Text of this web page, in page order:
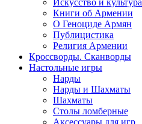
Иcкусство и культура
Книги об Армении
О Геноциде Армян
Публицистика
Религия Армении
Кроссворды. Сканворды
Настольные игры
Нарды
Нарды и Шахматы
Шахматы
Столы ломберные
Аксессуары для игр